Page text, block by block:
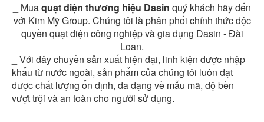
_ Muaquạt điện thương hiệu Dasin quý khách hãy đến
với Kim Mỹ Group. Chúng tôi là phân phối chính thức độc
quyền quạt điện công nghiệp và gia dụng Dasin - Đài
Loan.
_ Với dây chuyền sản xuất hiện đại, linh kiện được nhập
khẩu từ nước ngoài, sản phẩm của chúng tôi luôn đạt
được chất lượng ổn định, đa dạng về mẫu mã, độ bền
vượt trội và an toàn cho người sử dụng.